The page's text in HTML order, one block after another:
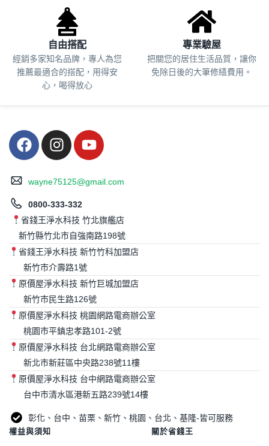
自由搭配
經銷多家知名品牌，專人為您
推薦最適合的搭配，用得安
心，喝得放心
專業驗屋
把關您的居住生活品質， 讓你
免除日後的大筆修繕費用。
wayne75125@gmail.com
0800-333-332
省錢王淨水科技 竹北旗艦店
新竹縣竹北市自強南路198號
省錢王淨水科技 新竹竹科加盟店
新竹市介壽路1號
原價屋淨水科技 新竹巨城加盟店
新竹市民生路126號
原價屋淨水科技 桃園網路電商辦公室
桃園市平鎮忠孝路101-2號
原價屋淨水科技 台北網路電商辦公室
新北市新莊區中央路238號11樓
原價屋淨水科技 台中網路電商辦公室
台中市清水區港新五路239號14樓
彰化、台中、苗栗、新竹、桃園、台北、基隆-皆可服務
權益與須知 關於省錢王